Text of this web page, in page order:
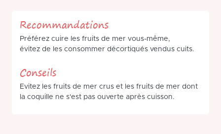
Recommandations
Préférez cuire les fruits de mer vous-même,
évitez de les consommer décortiqués vendus cuits.
Conseils
Evitez les fruits de mer crus et les fruits de mer dont
la coquille ne s'est pas ouverte après cuisson.